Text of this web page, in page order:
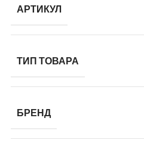
АРТИКУЛ
ТИП ТОВАРА
БРЕНД